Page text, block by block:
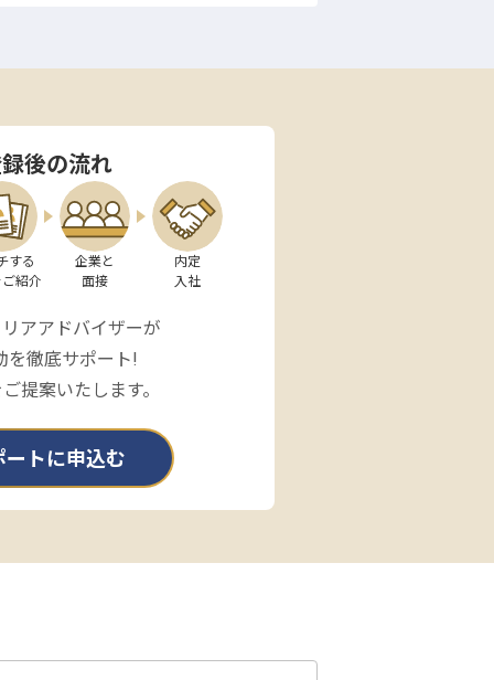
後の流れ
する
紹介
企業と
面接
内定
入社
アアドバイザーが
を徹底サポート!
提案いたします。
ートに申込む